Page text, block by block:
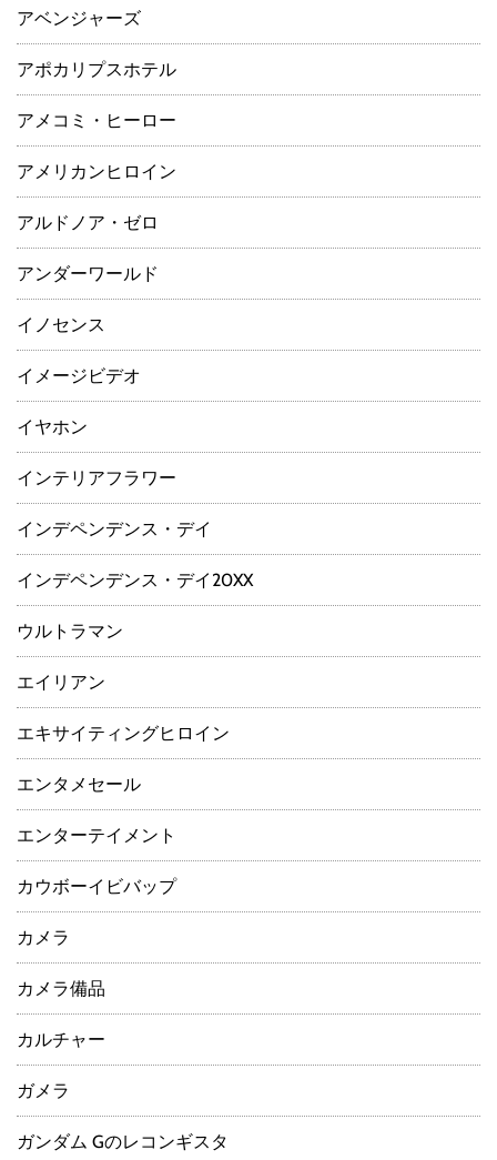
アベンジャーズ
アポカリプスホテル
アメコミ・ヒーロー
アメリカンヒロイン
アルドノア・ゼロ
アンダーワールド
イノセンス
イメージビデオ
イヤホン
インテリアフラワー
インデペンデンス・デイ
インデペンデンス・デイ20XX
ウルトラマン
エイリアン
エキサイティングヒロイン
エンタメセール
エンターテイメント
カウボーイビバップ
カメラ
カメラ備品
カルチャー
ガメラ
ガンダム Gのレコンギスタ